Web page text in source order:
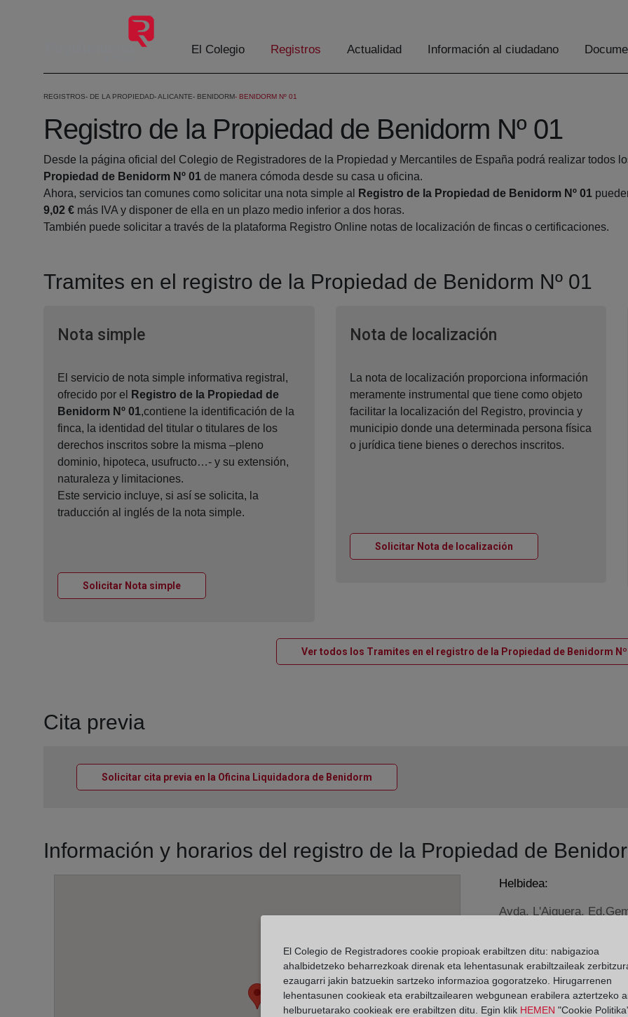
El Colegio Registros Actualidad Información al ciudadano
REGISTROS DE LA PROPIEDAD ALICANTE BENIDORM BENIDORM Nº 01
Registro de la Propiedad de Benidorm Nº 01
Desde la página oficial del Colegio de Registradores de la Propiedad y Mercantiles de España podrá realizar todos
Propiedad de Benidorm Nº 01 de manera cómoda desde su casa u oficina.
Ahora, servicios tan comunes como solicitar una nota simple al
Registro de la Propiedad de Benidorm Nº 01
9,02 € más IVA y disponer de ella en un plazo medio inferior a dos horas.
También puede solicitar a través de la plataforma Registro Online notas de localización de fincas o certificaciones.
Tramites en el registro de la Propiedad de Benidorm Nº 01
Nota simpleVentana nueva
El servicio de nota simple informativa registral,
ofrecido por el
Registro de la Propiedad de
Benidorm Nº 01,contiene la identificación de la
finca, la identidad del titular o titulares de los
derechos inscritos sobre la misma –pleno
dominio, hipoteca, usufructo…- y su extensión,
naturaleza y limitaciones.
Este servicio incluye, si así se solicita, la
traducción al inglés de la nota simple.
Solicitar Nota simpleVentana nueva
Nota de localizaciónVentana nueva
La nota de localización proporciona información
meramente instrumental que tiene como objeto
facilitar la localización del Registro, provincia y
municipio donde una determinada persona física
o jurídica tiene bienes o derechos inscritos.
Solicitar Nota de localizaciónVentana nueva
Ver todos los Tramites en el registro de la Propiedad de Benidorm Nº
Cita previa
Solicitar cita previa en la Oficina Liquidadora de Benidorm
Información y horarios del registro de la Propiedad de
Helbidea:
Avda. L'Aiguera,
De lunes a viernes de
Agosto: De lunes a
Los días 24 y 31 de
El Colegio de Registradores cookie propioak erabiltzen ditu: nabigazioa
ahalbidetzeko beharrezkoak direnak eta lehentasunak erabiltzaileak
ezaugarri jakin batzuekin sartzeko informazioa gogoratzeko. Hirugarrenen
lehentasunen cookieak eta erabiltzailearen webgunean erabilera aztertzeko
helburuetarako cookieak ere erabiltzen ditu. Egin klik HEMEN "Cookie